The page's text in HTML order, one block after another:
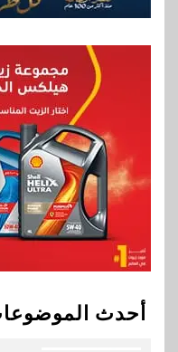
أحدث
8
بنك
اخبار
شبكة
في
10
بنوك